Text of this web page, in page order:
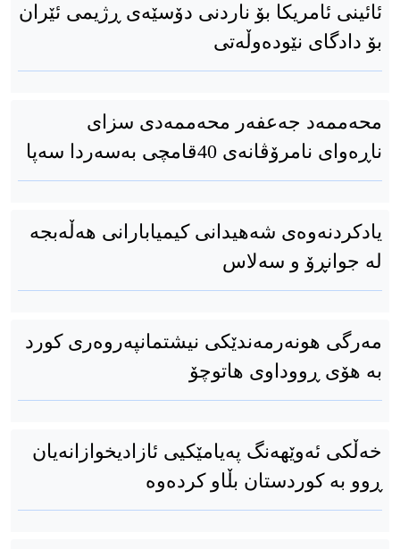
ئائینی ئامریکا بۆ ناردنی دۆسێەی ڕژیمی ئێران
بۆ دادگای نێودەوڵەتی
محەممەد جەعفەر محەممەدی سزای
ناڕەوای نامرۆڤانەی 40قامچی بەسەردا سەپا
یادکردنەوەی شەهیدانی کیمیابارانی هەڵەبجە
لە جوانڕۆ و سەلاس
مەرگی هونەرمەندێکی نیشتمانپەروەری کورد
بە هۆی ڕووداوی هاتوچۆ
خەڵکی ئەوێهەنگ پەیامێکیی ئازادیخوازانەیان
ڕوو بە کوردستان بڵاو کردەوه